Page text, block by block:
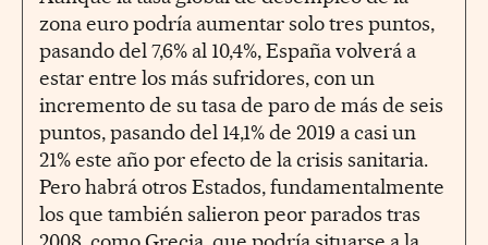
zona euro podría aumentar solo tres puntos,
pasando del 7,6% al 10,4%, España volverá a
estar entre los más sufridores, con un
incremento de su tasa de paro de más de seis
puntos, pasando del 14,1% de 2019 a casi un
21% este año por efecto de la crisis sanitaria.
Pero habrá otros Estados, fundamentalmente
los que también salieron peor parados tras